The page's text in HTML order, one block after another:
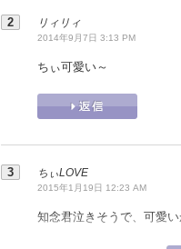
リィリィ
2014年9月7日 3:13 PM
ちぃ可愛い～
ちぃLOVE
2015年1月19日 12:23 AM
知念君泣きそうで、可愛